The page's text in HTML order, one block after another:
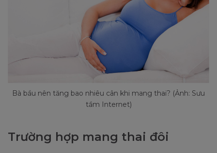
Bà bầu nên tăng bao nhiêu cân khi mang thai? (Ảnh: Sưu
tầm Internet)
Trường hợp mang thai đôi